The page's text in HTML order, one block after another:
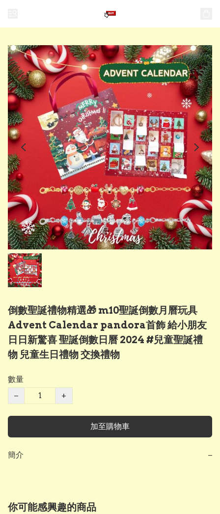
倒數聖誕禮物精選🎁 m10聖誕倒數月曆玩具
Advent Calendar pandora首飾 給小朋友
日日新驚喜 聖誕倒數日曆 2024 #兒童聖誕禮
物 兒童生日禮物 交換禮物
數量
−
+
加至購物車
簡介 −
你可能感興趣的商品